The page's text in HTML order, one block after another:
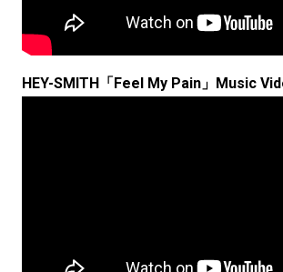
HEY-SMITH「Feel My Pain」Music